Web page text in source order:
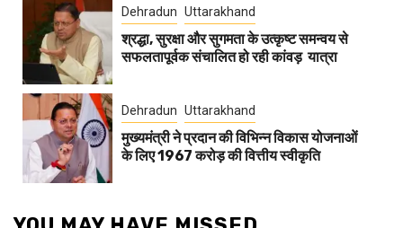
Dehradun Uttarakhand
श्रद्धा, सुरक्षा और सुगमता के उत्कृष्ट समन्वय से
सफलतापूर्वक संचालित हो रही कांवड़ यात्रा
Dehradun Uttarakhand
मुख्यमंत्री ने प्रदान की विभिन्न विकास योजनाओं
के लिए 1967 करोड़ की वित्तीय स्वीकृति